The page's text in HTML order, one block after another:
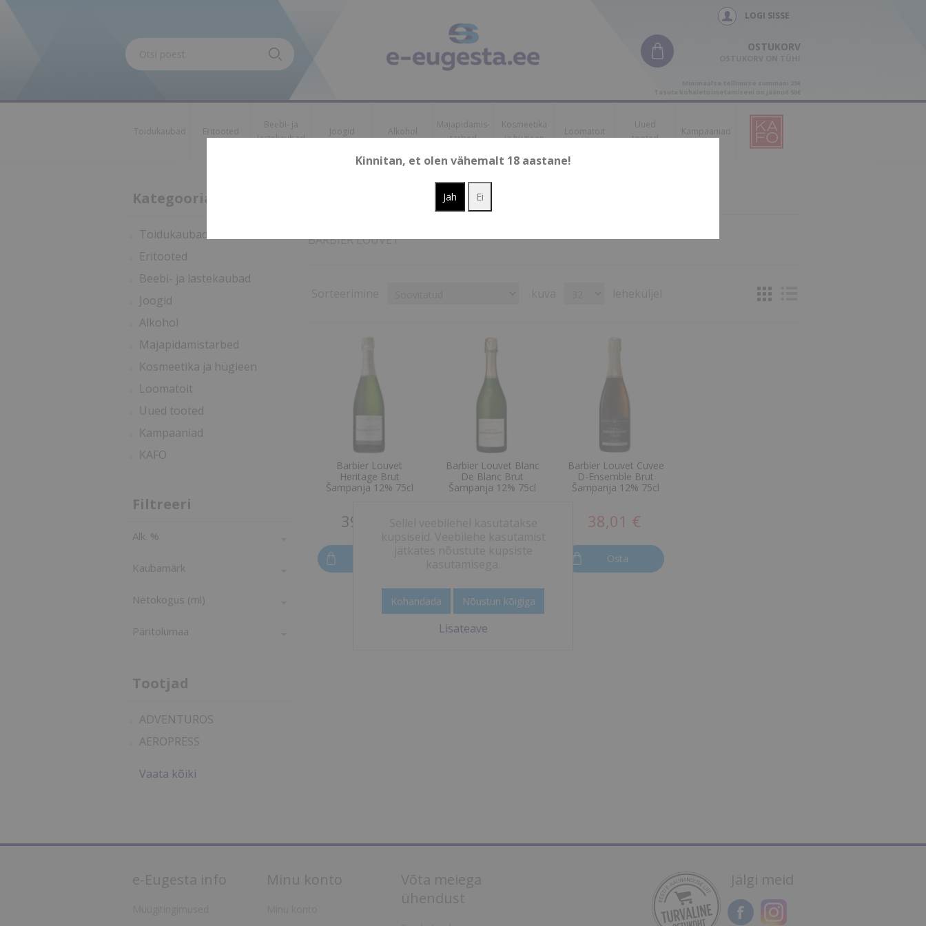
Kinnitan, et olen vähemalt 18 aastane!
LOGI SISSE
OSTUKORV
Toidukaubad Eritooted
Beebi- ja
lastekaubad
Joogid Alkohol
Majapidamis-
tarbed
Kosmeetika
ja hügieen
Loomatoit
Uued
tooted
Kampaaniad
Kategooriad
Toidukaubad
Eritooted
Beebi- ja lastekaubad
Joogid
Alkohol
Majapidamistarbed
Kosmeetika ja hügieen
Loomatoit
Uued tooted
Kampaaniad
KAFO
Filtreeri
Alk. %
Kaubamärk
Netokogus (ml)
Päritolumaa
Tootjad
ADVENTUROS
AEROPRESS
Vaata kõiki
BARBIER LOUVET
Barbier Louvet
Heritage Brut
Šampanja 12% 75cl
39,90 €
Barbier Louvet Blanc
De Blanc Brut
Šampanja 12% 75cl
Barbier Louvet Cuvee
D-Ensemble Brut
Šampanja 12% 75cl
38,01 €
Osta
e-Eugesta info Minu konto
Võta meiega
ühendust
Jälgi meid
Kohandada Nõustun kõigiga
Lisateave